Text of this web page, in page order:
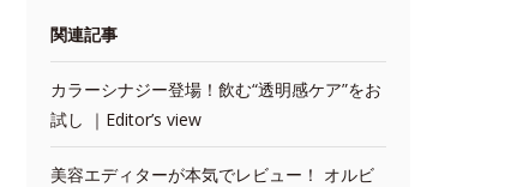
関連記事
カラーシナジー登場！飲む“透明感ケア”をお
試し ｜Editor’s view
美容エディターが本気でレビュー！ オルビ